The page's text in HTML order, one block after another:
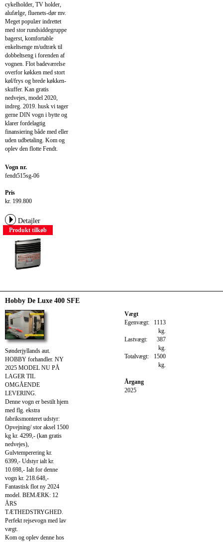
cykelholder, TV holder,
alufælge, fluenets-dør mv.
Meget populær indrettet
med stor rundsiddegruppe
bagerst, komfortable
enkeltsenge m/udtræk til
dobbeltseng i forenden af
vognen. Flot badeværelse
overfor køkken med stort
køl/frys og brede køkken-
skuffer. Kan gratis
nedvejes, model 2020,
indreg. 2019. husk vi tager
gerne DIN vogn i bytte og
klarer fordelagtig
finansiering både med eller
uden udbetaling. Kom og
oplev den flotte Fendt.
Vogn nr.
fendt515sg-06
Pris
kr. 199.800
Detajler
Produkt tilkøb
Hobby De Luxe 400 SFE
Sønderjyllands aut.
HOBBY forhandler. NY
2025 MODEL NU PÅ
LAGER TIL
OMGÅENDE
LEVERING.
Denne vogn er bestilt hjem
med flg. ekstra
fabriksmonteret udstyr:
Opvejning/ stor aksel 1500
kg kr. 4299,- (kan gratis
nedvejes),
Gulvtemperering kr.
6399,- Udstyr ialt kr.
10.698,- Ialt for denne
vogn kr. 218.648,-
Fantastisk flot ny 2024
model. BEMÆRK: 12
ÅRS
TÆTHEDSTRYGHED.
Perfekt rejsevogn med lav
vægt.
Kom og oplev denne hos
Vægt
Egenvægt: 1113
kg.
Lastvægt:
387
kg.
Totalvægt:
1500
kg.
Årgang
2025